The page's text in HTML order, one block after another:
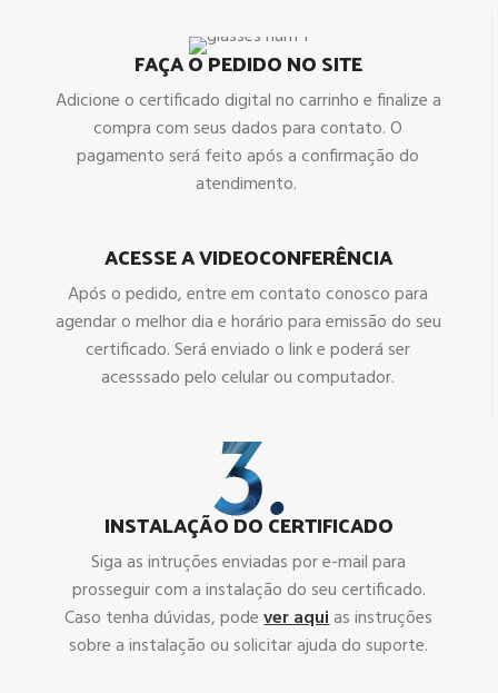
FAÇA O PEDIDO NO SITE
Adicione o certificado digital no carrinho e finalize a
compra com seus dados para contato. O
pagamento será feito após a confirmação do
atendimento.
ACESSE A VIDEOCONFERÊNCIA
Após o pedido, entre em contato conosco para
agendar o melhor dia e horário para emissão do seu
certificado. Será enviado o link e poderá ser
acesssado pelo celular ou computador.
INSTALAÇÃO DO CERTIFICADO
Siga as intruções enviadas por e-mail para
prosseguir com a instalação do seu certificado.
Caso tenha dúvidas, podever aquias instruções
sobre a instalação ou solicitar ajuda do suporte.